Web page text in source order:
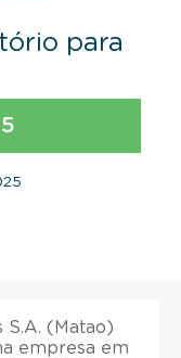
para
(Matao)
empresa em